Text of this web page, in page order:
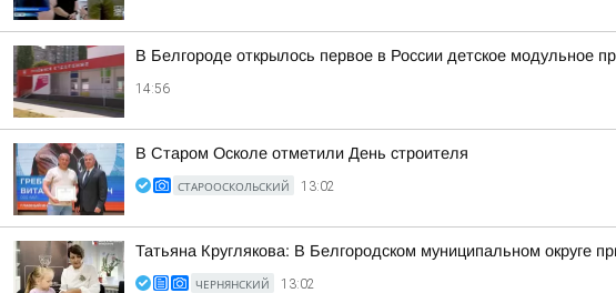
В Белгороде открылось первое в России детское модульное
14:56
В Старом Осколе отметили День строителя
СТАРООСКОЛЬСКИЙ 13:02
Татьяна Круглякова: В Белгородском муниципальном округе
ЧЕРНЯНСКИЙ 13:02